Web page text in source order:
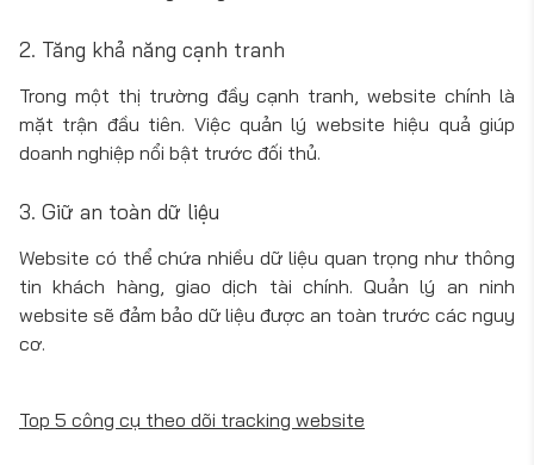
2. Tăng khả năng cạnh tranh
Trong một thị trường đầy cạnh tranh, website chính là
mặt trận đầu tiên. Việc quản lý website hiệu quả giúp
doanh nghiệp nổi bật trước đối thủ.
3. Giữ an toàn dữ liệu
Website có thể chứa nhiều dữ liệu quan trọng như thông
tin khách hàng, giao dịch tài chính. Quản lý an ninh
website sẽ đảm bảo dữ liệu được an toàn trước các nguy
cơ.
Top 5 công cụ theo dõi tracking website